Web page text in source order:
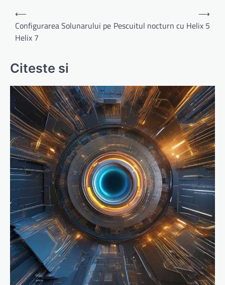
Navigare
în
articole
⟵
Configurarea Solunarului pe
Helix 7
Pescuitul nocturn cu Helix 5
⟶
Citeste si